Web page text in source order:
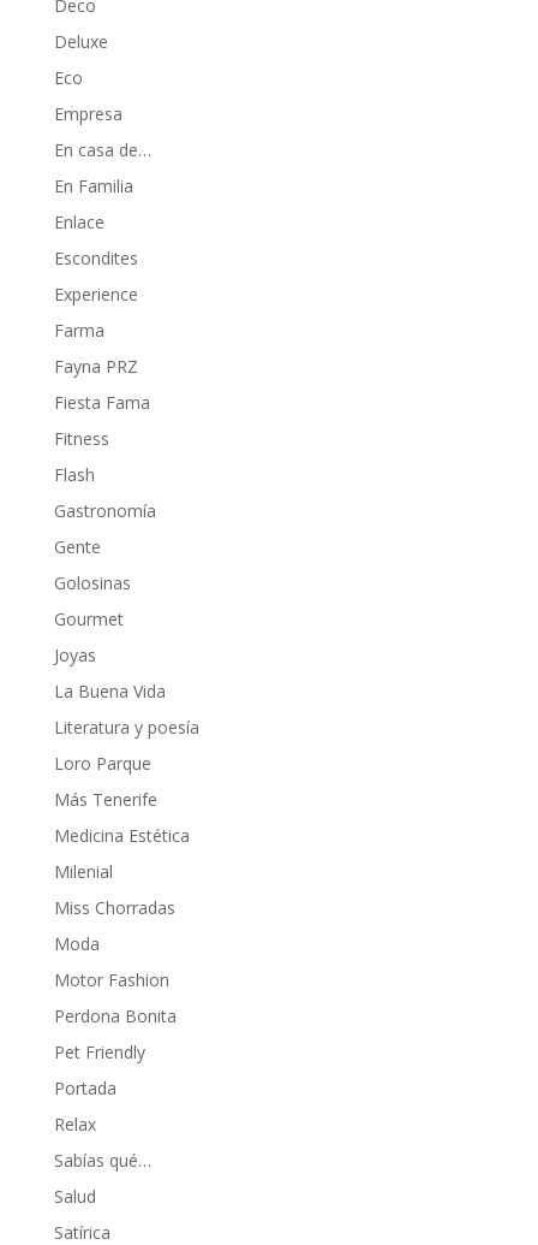
Deco
Deluxe
Eco
Empresa
En casa de…
En Familia
Enlace
Escondites
Experience
Farma
Fayna PRZ
Fiesta Fama
Fitness
Flash
Gastronomía
Gente
Golosinas
Gourmet
Joyas
La Buena Vida
Literatura y poesía
Loro Parque
Más Tenerife
Medicina Estética
Milenial
Miss Chorradas
Moda
Motor Fashion
Perdona Bonita
Pet Friendly
Portada
Relax
Sabías qué…
Salud
Satírica